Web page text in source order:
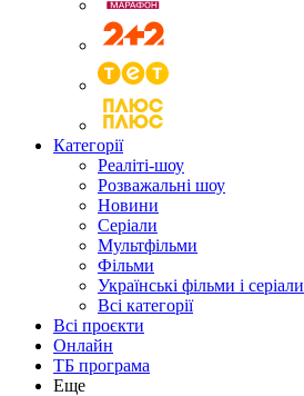
Категорії
Реаліті-шоу
Розважальні шоу
Новини
Серіали
Мультфільми
Фільми
Українські фільми і серіали
Всі категорії
Всі проєкти
Онлайн
ТБ програма
Еще